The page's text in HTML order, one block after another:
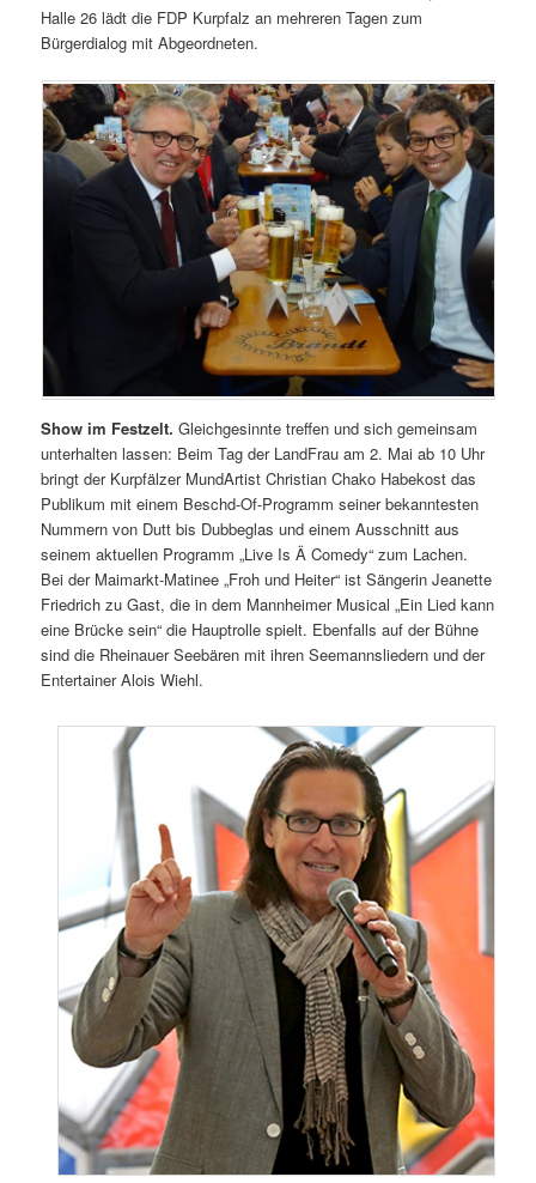
Halle 26 lädt die FDP Kurpfalz an mehreren Tagen zum
Bürgerdialog mit Abgeordneten.
Show im Festzelt.Gleichgesinnte treffen und sich gemeinsam
unterhalten lassen: Beim Tag der LandFrau am 2. Mai ab 10 Uhr
bringt der Kurpfälzer MundArtist Christian Chako Habekost das
Publikum mit einem Beschd-Of-Programm seiner bekanntesten
Nummern von Dutt bis Dubbeglas und einem Ausschnitt aus
seinem aktuellen Programm „Live Is Ä Comedy“ zum Lachen.
Bei der Maimarkt-Matinee „Froh und Heiter“ ist Sängerin Jeanette
Friedrich zu Gast, die in dem Mannheimer Musical „Ein Lied kann
eine Brücke sein“ die Hauptrolle spielt. Ebenfalls auf der Bühne
sind die Rheinauer Seebären mit ihren Seemannsliedern und der
Entertainer Alois Wiehl.